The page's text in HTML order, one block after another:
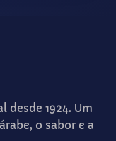
1924. Um
o sabor e a